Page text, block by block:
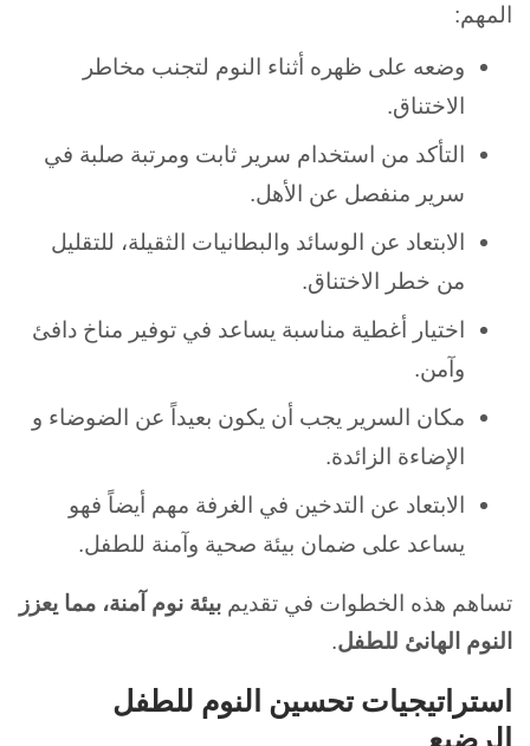
المهم:
وضعه على ظهره أثناء النوم لتجنب مخاطر
الاختناق.
التأكد من استخدام سرير ثابت ومرتبة صلبة في
سرير منفصل عن الأهل.
الابتعاد عن الوسائد والبطانيات الثقيلة، للتقليل
من خطر الاختناق.
اختيار أغطية مناسبة يساعد في توفير مناخ دافئ
وآمن.
مكان السرير يجب أن يكون بعيداً عن الضوضاء و
الإضاءة الزائدة.
الابتعاد عن التدخين في الغرفة مهم أيضاً فهو
يساعد على ضمان بيئة صحية وآمنة للطفل.
تساهم هذه الخطوات في تقديم بيئة نوم آمنة، مما يعزز
النوم الهانئ للطفل.
استراتيجيات تحسين النوم للطفل
الرضيع